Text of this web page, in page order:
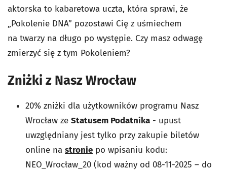
aktorska to kabaretowa uczta, która sprawi, że
„Pokolenie DNA” pozostawi Cię z uśmiechem
na twarzy na długo po występie. Czy masz odwagę
zmierzyć się z tym Pokoleniem?
Zniżki z Nasz Wrocław
20% zniżki dla użytkowników programu Nasz
Wrocław ze Statusem Podatnika - upust
uwzględniany jest tylko przy zakupie biletów
online na stronie po wpisaniu kodu:
NEO_Wrocław_20 (kod ważny od 08-11-2025 – do